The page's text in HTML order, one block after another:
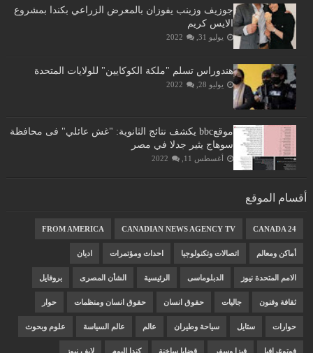
جوزيف وزينب يفوزان بالمعرض الزراعي بكندا بمشروع
الايس كريم
يوليو 31, 2022
هندوراس تسلم "ملكة الكوكايين" للولايات المتحدة
يوليو 28, 2022
موقعbbc يكشف نتائج الثانوية: "غش عائلي" فى محافظة
سوهاج يثير جدلا في مصر
أغسطس 11, 2022
أقسام الموقع
CANADA 24
CANADIAN NEWS AGENCY TV
FROM AMERICA
أماكن ومعالم اتصالات وتكنولوجيا احداث ومؤتمرات اديان
الامم المتحدة نيوز الدبلوماسى الرئيسية الشأن المصرى بروفايل
ثقافة وفنون جاليات حقوق انسان حقوق انسان ومنظمات حوار
حوارات ستايل سياحة وطيران عالم عالم السياسة علوم وبحوث
فوتوغرافيا فيزا وسفر قضايا ساخنة كندا اليوم لايف نيوز